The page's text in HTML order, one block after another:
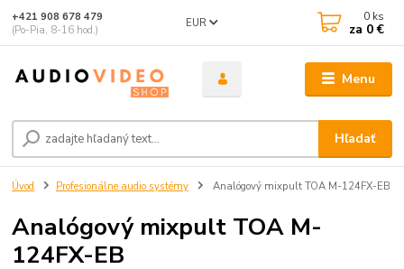
Menu
EUR
Hľadať
+421 908 678 479
(Po-Pia, 8-16 hod.)
0 ks
za 0 €
Úvod Profesionálne audio systémy Analógový mixpult TOA M-124FX-EB
Analógový mixpult TOA M-
124FX-EB